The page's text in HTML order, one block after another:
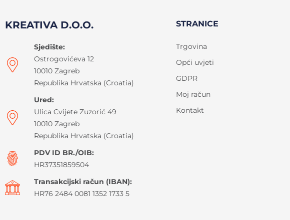
KREATIVA D.O.O.
Sjedište:
Ostrogovićeva 12
10010 Zagreb
Republika Hrvatska (Croatia)
Ured:
Ulica Cvijete Zuzorić 49
10010 Zagreb
Republika Hrvatska (Croatia)
PDV ID BR./OIB:
HR37351859504
Transakcijski račun (IBAN):
HR76 2484 0081 1352 1733 5
STRANICE
Trgovina
Opći uvjeti
GDPR
Moj račun
Kontakt